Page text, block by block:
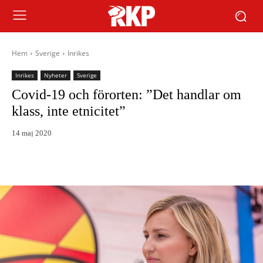
Hem Sverige Inrikes
Inrikes Nyheter Sverige
Covid-19 och förorten: ”Det handlar om
klass, inte etnicitet”
14 maj 2020